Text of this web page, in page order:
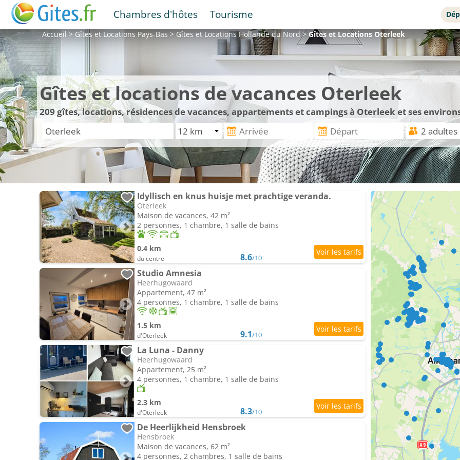
Chambres d'hôtes Tourisme
Accueil>Gîtes et LocationsPays-Bas>Gîtes et LocationsHollande du Nord>Gîtes et LocationsOterleek
Gîtes et locations de vacances Oterleek
209 gîtes, locations, résidences de vacances, appartements et campings à Oterleek et ses
Idyllisch en knus huisje met prachtige veranda.
Oterleek
Maison de vacances, 42 m²
2 personnes, 1 chambre, 1 salle de bains
0.4 km
du centre 8.6/10
Studio Amnesia
Heerhugowaard
Appartement, 47 m²
4 personnes, 1 chambre, 1 salle de bains
1.5 km
d'Oterleek 9.1/10
La Luna - Danny
Heerhugowaard
Appartement, 25 m²
4 personnes, 1 chambre, 1 salle de bains
2.3 km
d'Oterleek 8.3/10
De Heerlijkheid Hensbroek
Hensbroek
Maison de vacances, 62 m²
4 personnes, 2 chambres, 1 salle de bains